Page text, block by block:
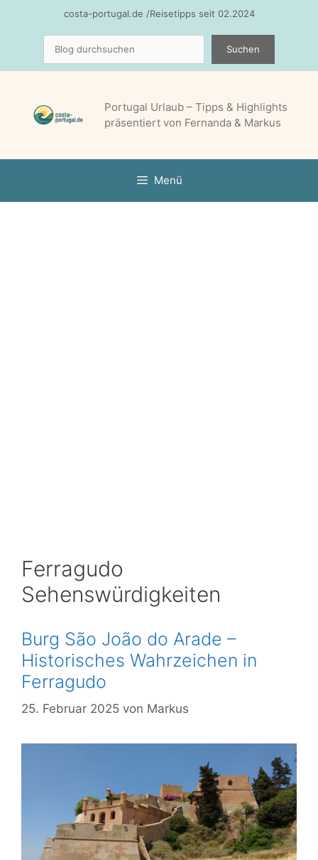
costa-portugal.de /Reisetipps seit 02.2024
Suchen
Portugal Urlaub – Tipps & Highlights
präsentiert von Fernanda & Markus
Menü
Ferragudo
Sehenswürdigkeiten
Burg São João do Arade –
Historisches Wahrzeichen in
Ferragudo
25. Februar 2025 von Markus